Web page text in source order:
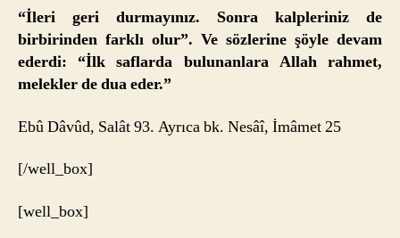
“İleri geri durmayınız. Sonra kalpleriniz de
birbirinden farklı olur”. Ve sözlerine şöyle devam
ederdi: “İlk saflarda bulunanlara Allah rahmet,
melekler de dua eder.”
Ebû Dâvûd, Salât 93. Ayrıca bk. Nesâî, İmâmet 25
[/well_box]
[well_box]